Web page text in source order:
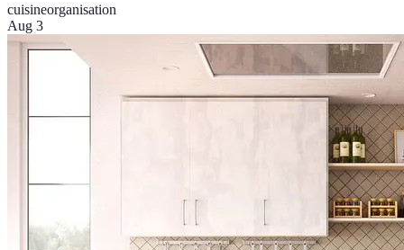
cuisineorganisation
Aug 3